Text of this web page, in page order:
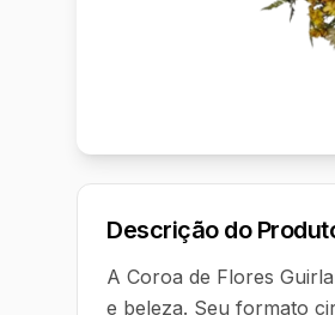
Descrição do
A Coroa de Flores
e beleza. Seu formato